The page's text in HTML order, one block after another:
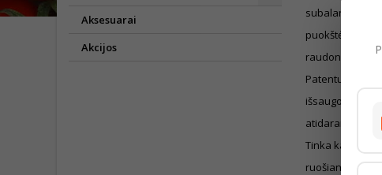
Aksesuarai
Akcijos
subalansuoti.
puokštė
raudonųjų
Patentuotas
išsaugo
atidarant butelį.
Tinka kaip
ruošiant